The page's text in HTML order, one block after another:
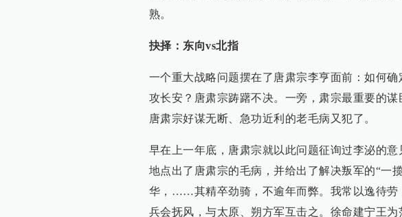
熟。
抉择：东向vs北指
一个重大战略问题摆在了唐肃宗李亨面前：如何
攻长安？唐肃宗踌躇不决。一旁，肃宗最重要的
唐肃宗好谋无断、急功近利的老毛病又犯了。
早在上一年底，唐肃宗就以此问题征询过李泌的
地点出了唐肃宗的毛病，并给出了解决叛军的“一
华，……其精卒劲骑，不逾年而弊。我常以逸待劳
兵会抚风，与太原、朔方军互击之。徐命建宁王